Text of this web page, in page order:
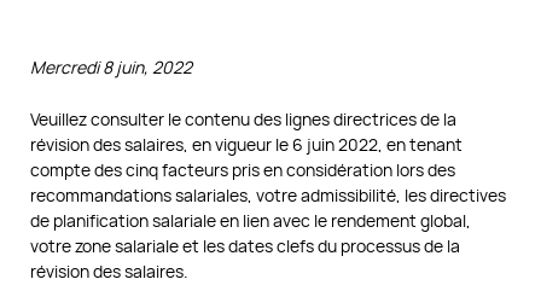
Mercredi 8 juin, 2022
Veuillez consulter le contenu des lignes directrices de la
révision des salaires, en vigueur le 6 juin 2022, en tenant
compte​ ​des cinq facteurs pris en considération lors des
recommandations salariales, votre admissibilité, les directives
de planification salariale en lien avec le rendement global,
votre zone salariale et les dates clefs du processus de la
révision des salaires.